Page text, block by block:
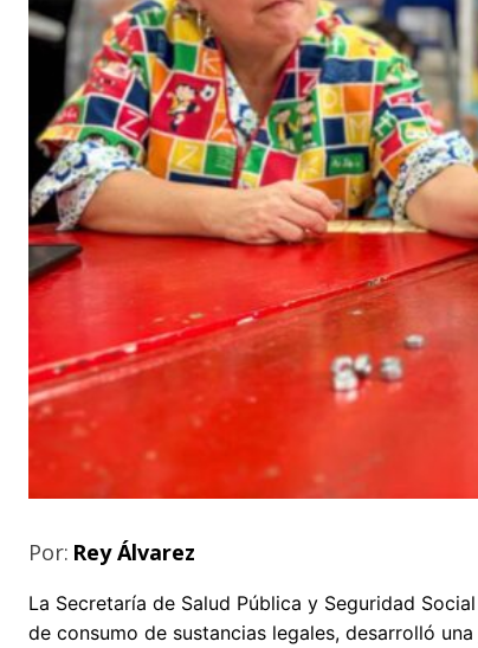
Por: Rey Álvarez
La Secretaría de Salud Pública y Seguridad
de consumo de sustancias legales, desarrolló